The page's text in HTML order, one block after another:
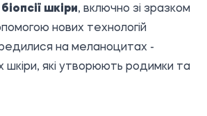
шкіри, включно зі зразком
нових технологій
на меланоцитах -
шкіри, які утворюють родимки та